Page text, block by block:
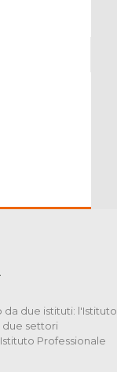
da due istituti: l'Istituto
settori
Professionale